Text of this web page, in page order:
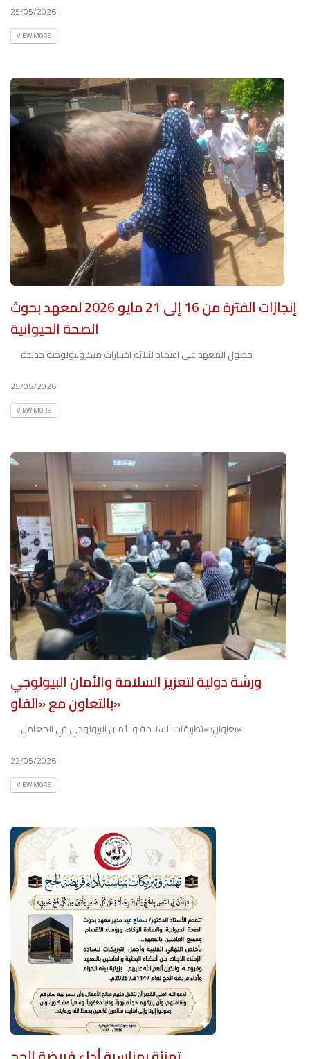
25/05/2026
VIEW MORE
إنجازات الفترة من 16 إلى 21 مايو 2026 لمعهد بحوث
الصحة الحيوانية
حصول المعهد على اعتماد لثلاثة اختبارات ميكروبيولوجية جديدة
25/05/2026
VIEW MORE
ورشة دولية لتعزيز السلامة والأمان البيولوجي
بالتعاون مع «الفاو»
بعنوان: «تطبيقات السلامة والأمان البيولوجي في المعامل»
22/05/2026
VIEW MORE